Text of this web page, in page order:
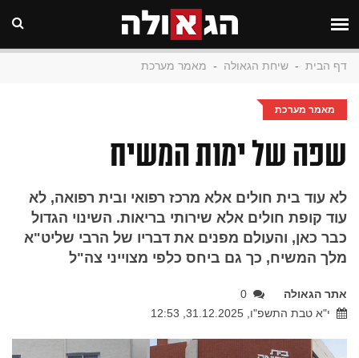
דף הבית - שיחת הגאולה - מאמר מערכת
מאמר מערכת
שפה של ימות המשיח
לא עוד בית חולים אלא מרכז רפואי ובית רפואה, לא
עוד קופת חולים אלא שירותי בריאות. השינוי הגדול
כבר כאן, והעולם מפנים את דבריו של הרבי שליט"א
מלך המשיח, כך גם ביחס כלפי מצוייני צה"ל
אתר הגאולה
0
י"א טבת התשפ"ו, 31.12.2025, 12:53